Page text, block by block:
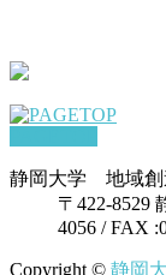
静岡大学 地域創
〒422-8529
4056 / FAX
Copyright © 静岡